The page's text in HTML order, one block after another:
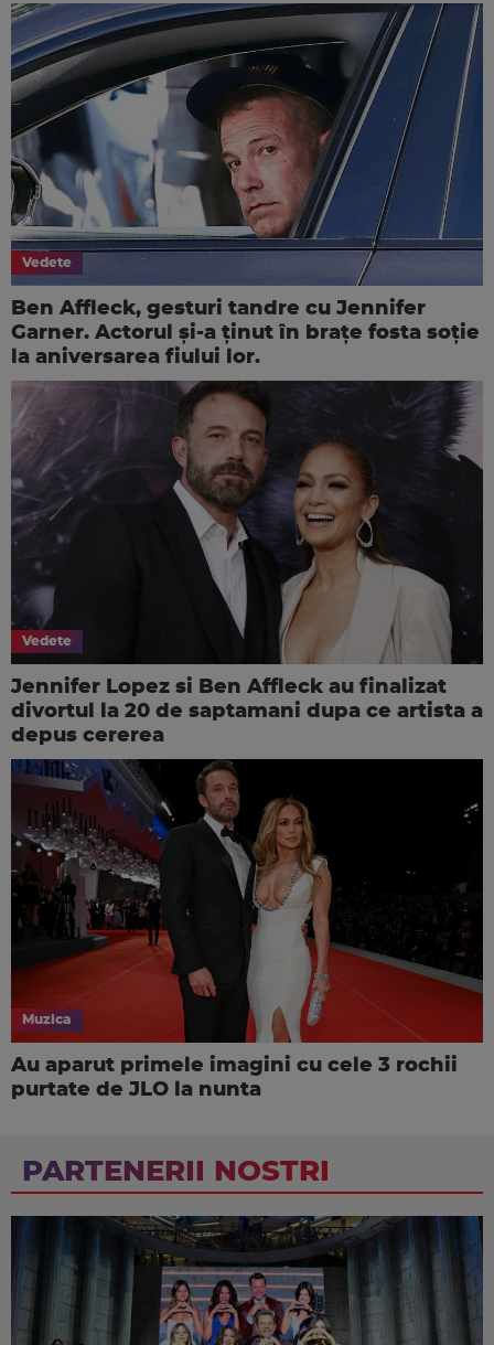
Vedete
Ben Affleck, gesturi tandre cu Jennifer
Garner. Actorul și-a ținut în brațe fosta soție
la aniversarea fiului lor.
Vedete
Jennifer Lopez si Ben Affleck au finalizat
divortul la 20 de saptamani dupa ce artista a
depus cererea
Muzica
Au aparut primele imagini cu cele 3 rochii
purtate de JLO la nunta
PARTENERII NOSTRI